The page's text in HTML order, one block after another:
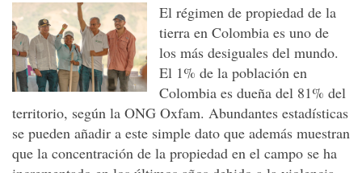
El régimen de propiedad de la
tierra en Colombia es uno de
los más desiguales del mundo.
El 1% de la población en
Colombia es dueña del 81% del
territorio, según la ONG Oxfam. Abundantes estadísticas
se pueden añadir a este simple dato que además muestran
que la concentración de la propiedad en el campo se ha